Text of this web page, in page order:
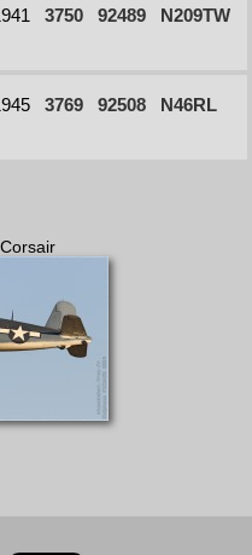
3750 92489
N209TW
3769 92508
N46RL